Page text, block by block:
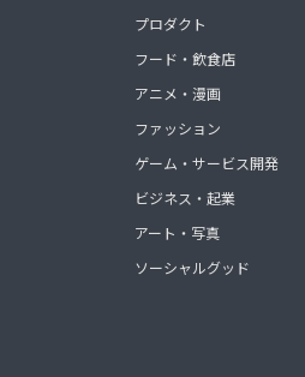
プロダクト
フード・飲食店
アニメ・漫画
ファッション
ゲーム・サービス開発
ビジネス・起業
アート・写真
ソーシャルグッド